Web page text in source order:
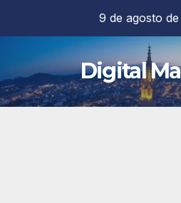
contenido
9 de agosto
Digital